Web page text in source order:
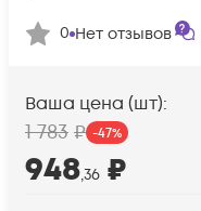
0 Нет отзывов
Ваша цена (шт):
1 783 ₽ -47%
948,36 ₽